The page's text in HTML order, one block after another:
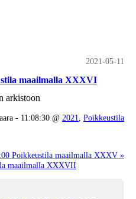
2021-05-11
maailmalla XXXVI
arkistoon
- 11:08:30 @ 2021 Poikkeustila
Poikkeustila maailmalla XXXV »
maailmalla XXXVII